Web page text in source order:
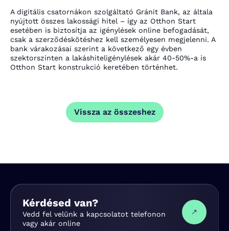
A digitális csatornákon szolgáltató Gránit Bank, az általa
nyújtott összes lakossági hitel – így az Otthon Start
esetében is biztosítja az igénylések online befogadását,
csak a szerződéskötéshez kell személyesen megjelenni. A
bank várakozásai szerint a következő egy évben
szektorszinten a lakáshiteligénylések akár 40-50%-a is
Otthon Start konstrukció keretében történhet.
Vissza az összeshez
Kérdésed van?
Vedd fel velünk a kapcsolatot telefonon
vagy akár online